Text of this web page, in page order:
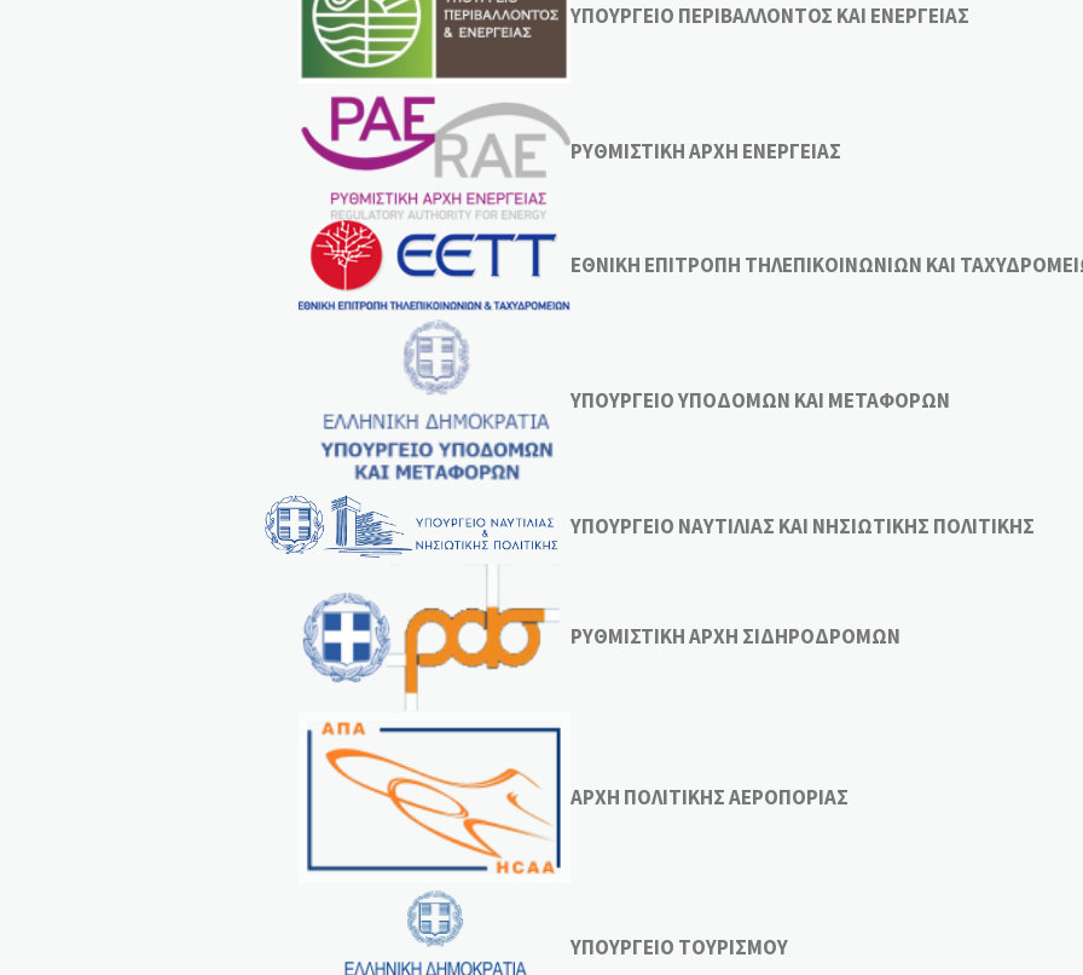
ΥΠΟΥΡΓΕΙΟ ΠΕΡΙΒΑΛΛΟΝΤΟΣ ΚΑΙ ΕΝΕΡΓΕΙΑΣ
ΡΥΘΜΙΣΤΙΚΗ ΑΡΧΗ ΕΝΕΡΓΕΙΑΣ
ΕΘΝΙΚΗ ΕΠΙΤΡΟΠΗ ΤΗΛΕΠΙΚΟΙΝΩΝΙΩΝ ΚΑΙ
ΥΠΟΥΡΓΕΙΟ ΥΠΟΔΟΜΩΝ ΚΑΙ ΜΕΤΑΦΟΡΩΝ
ΥΠΟΥΡΓΕΙΟ ΝΑΥΤΙΛΙΑΣ ΚΑΙ ΝΗΣΙΩΤΙΚΗΣ ΠΟΛΙΤΙΚΗΣ
ΡΥΘΜΙΣΤΙΚΗ ΑΡΧΗ ΣΙΔΗΡΟΔΡΟΜΩΝ
ΑΡΧΗ ΠΟΛΙΤΙΚΗΣ ΑΕΡΟΠΟΡΙΑΣ
ΥΠΟΥΡΓΕΙΟ ΤΟΥΡΙΣΜΟΥ